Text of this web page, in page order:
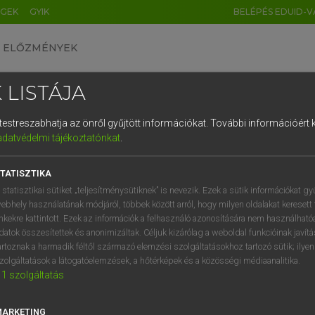
GYIK BELÉPÉS EDUID-
ELŐZMÉNYEK
szótár
VAN ELŐFIZETÉSED?
megtekintéséhez.
LISTÁJA
az önről gyűjtött információkat. További információért
tájékoztatónkat.
statisztikai sütiket „teljesítménysütiknek” is nevezik. Ezek a sütik információkat
használatának módjáról, többek között arról, hogy milyen oldalakat keresett
kattintott. Ezek az információk a felhasználó azonosítására nem
összesítettek és anonimizáltak. Céljuk kizárólag a weboldal funkcióinak
a harmadik féltől származó elemzési szolgáltatásokhoz tartozó sütik;
a látogatóelemzések, a hőtérképek és a közösségi médiaanalitika.
1 szolgáltatás
DE CN FR ES IT NL
1 2 3 4 5 6 7 8 9
q w e r t z u i
a s d f g h j k l é
í y x c v b n m , .